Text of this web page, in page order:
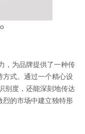
，为品牌提供了一种传
方式。通过一个精心设
别度，还能深刻地传达
烈的市场中建立独特形